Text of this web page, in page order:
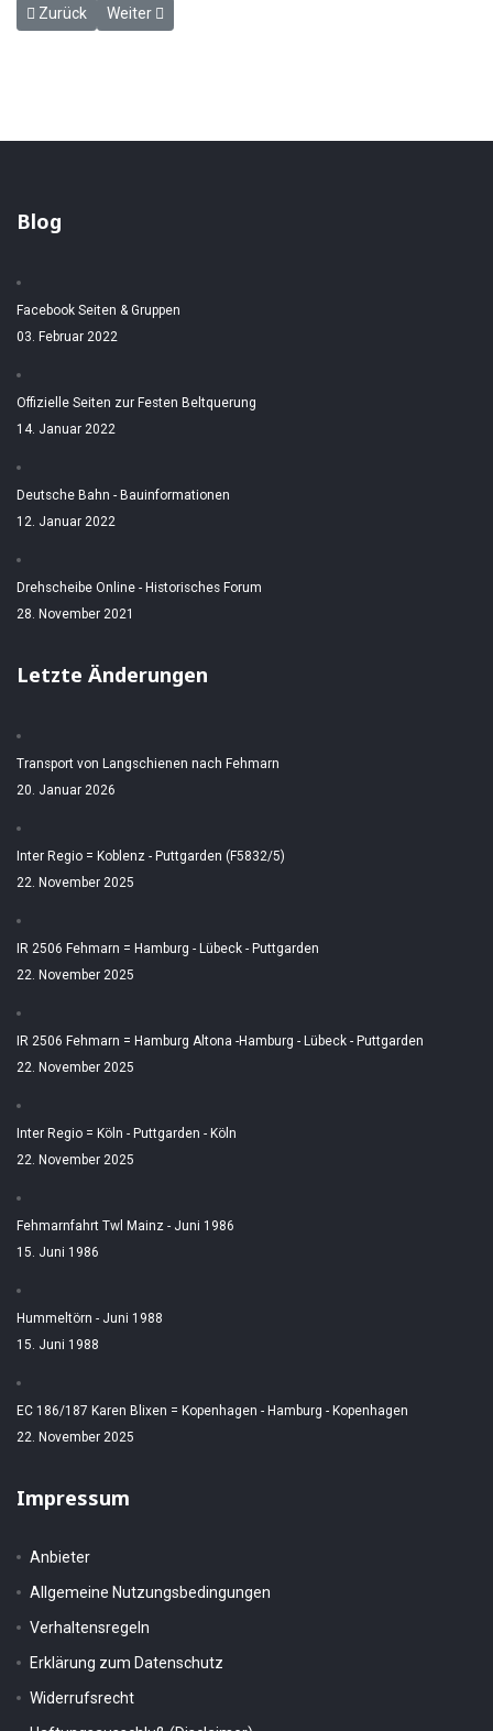
Vorheriger Beitrag: Schwieriger Transport - HP 29. Mai 1962
Zurück Nächster Beitrag: Kabelkran fertiggestellt - HP 5. Juni
Weiter
Blog
Facebook Seiten & Gruppen
03. Februar 2022
Offizielle Seiten zur Festen Beltquerung
14. Januar 2022
Deutsche Bahn - Bauinformationen
12. Januar 2022
Drehscheibe Online - Historisches Forum
28. November 2021
Letzte Änderungen
Transport von Langschienen nach Fehmarn
20. Januar 2026
Inter Regio = Koblenz - Puttgarden (F5832/5)
22. November 2025
IR 2506 Fehmarn = Hamburg - Lübeck - Puttgarden
22. November 2025
IR 2506 Fehmarn = Hamburg Altona -Hamburg - Lübeck - Puttgarden
22. November 2025
Inter Regio = Köln - Puttgarden - Köln
22. November 2025
Fehmarnfahrt Twl Mainz - Juni 1986
15. Juni 1986
Hummeltörn - Juni 1988
15. Juni 1988
EC 186/187 Karen Blixen = Kopenhagen - Hamburg - Kopenhagen
22. November 2025
Impressum
Anbieter
Allgemeine Nutzungsbedingungen
Verhaltensregeln
Erklärung zum Datenschutz
Widerrufsrecht